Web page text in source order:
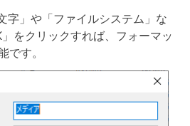
字」や「ファイルシステム」な
をクリックすれば、フォーマッ
です。